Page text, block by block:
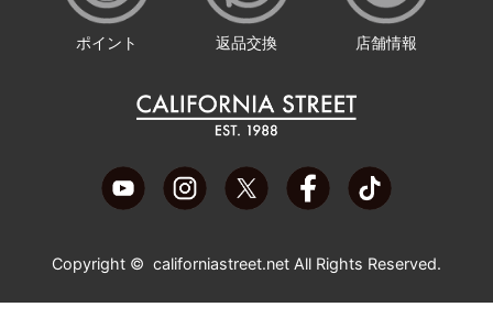
ポイント 返品交換 店舗情報
Copyright © californiastreet.net All Rights Reserved.